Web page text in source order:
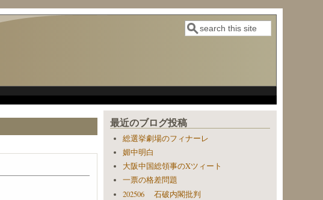
検索フォーム
検索
最近のブログ投稿
総選挙劇場のフィナーレ
媚中明白
大阪中国総領事のXツィート
一票の格差問題
202506 石破内閣批判